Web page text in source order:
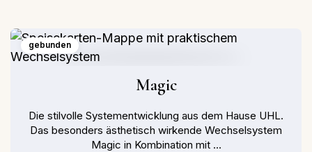
gebunden
Magic
Die stilvolle Systementwicklung aus dem Hause UHL.
Das besonders ästhetisch wirkende Wechselsystem
Magic in Kombination mit ...